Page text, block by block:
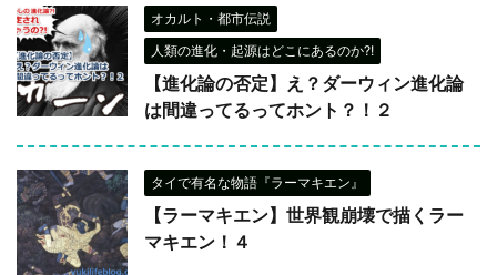
オカルト・都市伝説
人類の進化・起源はどこにあるのか?!
【進化論の否定】え？ダーウィン進化論
は間違ってるってホント？！２
タイで有名な物語『ラーマキエン』
【ラーマキエン】世界観崩壊で描くラー
マキエン！４